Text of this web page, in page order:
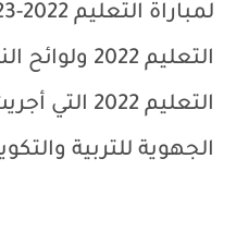
التعليم 2022
التعليم
الجهوية للتربية